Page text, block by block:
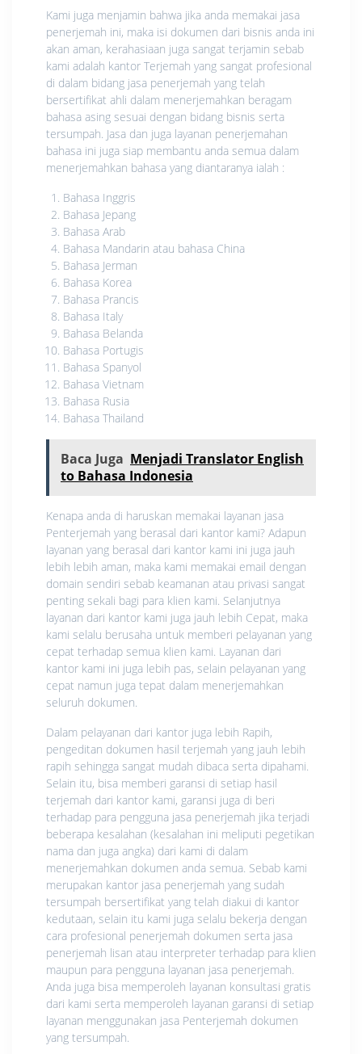
Kami juga menjamin bahwa jika anda memakai jasa
penerjemah ini, maka isi dokumen dari bisnis anda ini
akan aman, kerahasiaan juga sangat terjamin sebab
kami adalah kantor Terjemah yang sangat profesional
di dalam bidang jasa penerjemah yang telah
bersertifikat ahli dalam menerjemahkan beragam
bahasa asing sesuai dengan bidang bisnis serta
tersumpah. Jasa dan juga layanan penerjemahan
bahasa ini juga siap membantu anda semua dalam
menerjemahkan bahasa yang diantaranya ialah :
Bahasa Inggris
Bahasa Jepang
Bahasa Arab
Bahasa Mandarin atau bahasa China
Bahasa Jerman
Bahasa Korea
Bahasa Prancis
Bahasa Italy
Bahasa Belanda
Bahasa Portugis
Bahasa Spanyol
Bahasa Vietnam
Bahasa Rusia
Bahasa Thailand
Baca Juga Menjadi Translator English
to Bahasa Indonesia
Kenapa anda di haruskan memakai layanan jasa
Penterjemah yang berasal dari kantor kami? Adapun
layanan yang berasal dari kantor kami ini juga jauh
lebih lebih aman, maka kami memakai email dengan
domain sendiri sebab keamanan atau privasi sangat
penting sekali bagi para klien kami. Selanjutnya
layanan dari kantor kami juga jauh lebih Cepat, maka
kami selalu berusaha untuk memberi pelayanan yang
cepat terhadap semua klien kami. Layanan dari
kantor kami ini juga lebih pas, selain pelayanan yang
cepat namun juga tepat dalam menerjemahkan
seluruh dokumen.
Dalam pelayanan dari kantor juga lebih Rapih,
pengeditan dokumen hasil terjemah yang jauh lebih
rapih sehingga sangat mudah dibaca serta dipahami.
Selain itu, bisa memberi garansi di setiap hasil
terjemah dari kantor kami, garansi juga di beri
terhadap para pengguna jasa penerjemah jika terjadi
beberapa kesalahan (kesalahan ini meliputi pegetikan
nama dan juga angka) dari kami di dalam
menerjemahkan dokumen anda semua. Sebab kami
merupakan kantor jasa penerjemah yang sudah
tersumpah bersertifikat yang telah diakui di kantor
kedutaan, selain itu kami juga selalu bekerja dengan
cara profesional penerjemah dokumen serta jasa
penerjemah lisan atau interpreter terhadap para klien
maupun para pengguna layanan jasa penerjemah.
Anda juga bisa memperoleh layanan konsultasi gratis
dari kami serta memperoleh layanan garansi di setiap
layanan menggunakan jasa Penterjemah dokumen
yang tersumpah.